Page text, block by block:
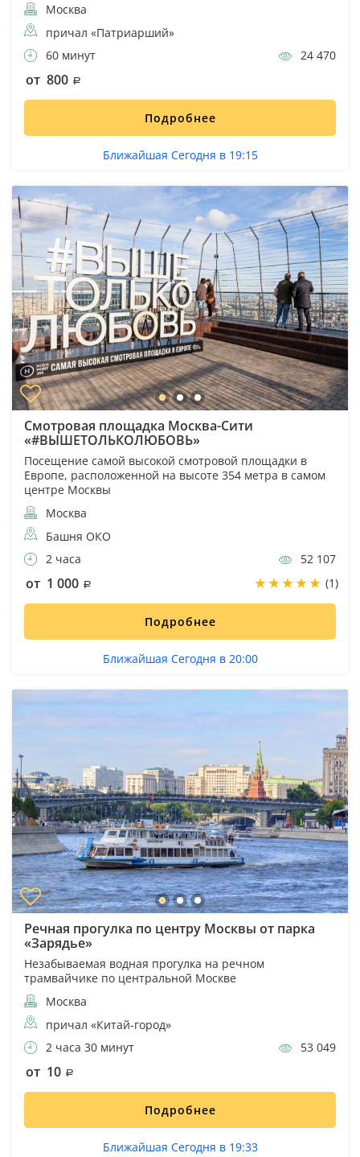
Москва
причал «Патриарший»
60 минут
24 470
от 800
Подробнее
Ближайшая Сегодня в 19:15
Смотровая площадка Москва-Сити
«#ВЫШЕТОЛЬКОЛЮБОВЬ»
Посещение самой высокой смотровой площадки в
Европе, расположенной на высоте 354 метра в самом
центре Москвы
Москва
Башня ОКО
2 часа
52 107
от 1 000 (1)
Подробнее
Ближайшая Сегодня в 20:00
Речная прогулка по центру Москвы от парка
«Зарядье»
Незабываемая водная прогулка на речном
трамвайчике по центральной Москве
Москва
причал «Китай-город»
2 часа 30 минут
53 049
от 10
Подробнее
Ближайшая Сегодня в 19:33